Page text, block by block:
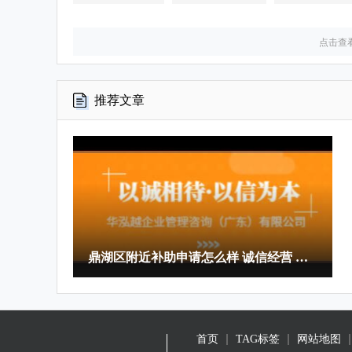
点击查
推荐文章
鼎湖区附近补助申请怎么样 诚信经营 华泓越企业管理咨询供应
首页 TAG标签 网站地图